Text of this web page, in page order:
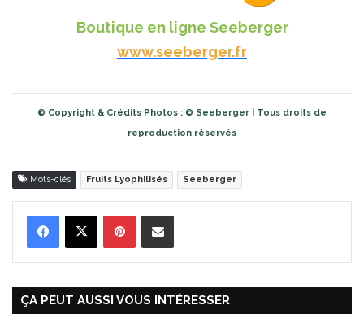
Boutique en ligne Seeberger
www.seeberger.fr
© Copyright & Crédits Photos : © Seeberger | Tous droits de
reproduction réservés
Mots-clés Fruits Lyophilisés Seeberger
ÇA PEUT AUSSI VOUS INTÉRESSER